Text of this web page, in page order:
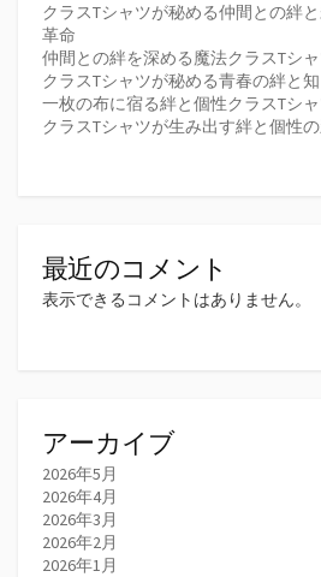
クラスTシャツが秘める仲間との絆
革命
仲間との絆を深める魔法クラスTシ
クラスTシャツが秘める青春の絆と
一枚の布に宿る絆と個性クラスTシ
クラスTシャツが生み出す絆と個性
最近のコメント
表示できるコメントはありません。
アーカイブ
2026年5月
2026年4月
2026年3月
2026年2月
2026年1月